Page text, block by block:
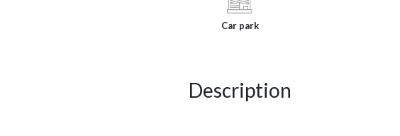
Car park
Description